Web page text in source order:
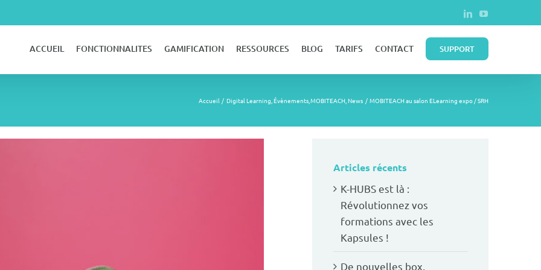
LinkedInYouTube
ACCUEIL FONCTIONNALITES GAMIFICATION RESSOURCES BLOG TARIFS CONTACT SUPPORT
Accueil Digital Learning Évènements MOBITEACH News MOBITEACH au salon ELearning expo / SRH
Articles récents
K-HUBS est là :
Révolutionnez vos
formations avec les
Kapsules !
De nouvelles box,